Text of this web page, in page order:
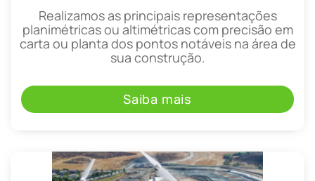
Realizamos as principais representações
planimétricas ou altimétricas com precisão em
carta ou planta dos pontos notáveis na área de
sua construção.
Saiba mais